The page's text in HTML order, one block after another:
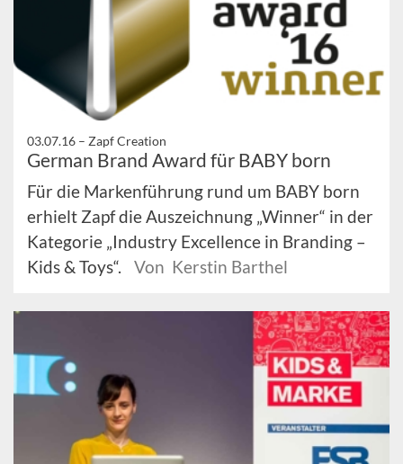
03.07.16 – Zapf Creation
German Brand Award für BABY born
Für die Markenführung rund um BABY born
erhielt Zapf die Auszeichnung „Winner“ in der
Kategorie „Industry Excellence in Branding –
Kids & Toys“.
Von Kerstin Barthel